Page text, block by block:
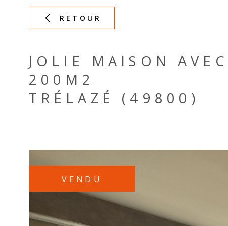
RETOUR
JOLIE MAISON
200M2
TRÉLAZÉ (49800)
VENDU